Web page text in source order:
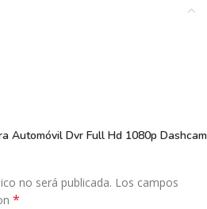
Automóvil Dvr Full Hd 1080p Dashcam
no será publicada. Los campos
*